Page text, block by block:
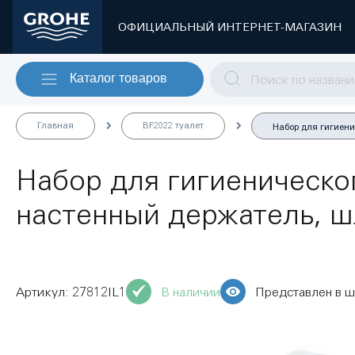
ОФИЦИАЛЬНЫЙ ИНТЕРНЕТ-МАГАЗИН
Каталог товаров
Главная BF2022 туалет Набор для
Набор для
настенный держатель,
Представлен в
В наличии
27812IL1